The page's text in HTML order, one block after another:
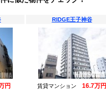
円
RIDGE王子神谷
賃貸マンション 16.7万円